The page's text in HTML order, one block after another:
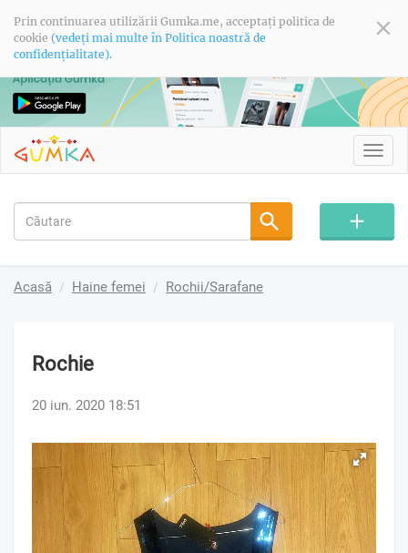
Prin continuarea utilizării Gumka.me, acceptați politica de
cookie (vedeți mai multe în Politica noastră de
confidențialitate).
Acasă Haine femei Rochii/Sarafane
Rochie
20 iun. 2020 18:51